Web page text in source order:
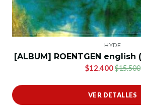
HYDE
[ALBUM] ROENTGEN
$12.400$15.500
VER DETALLES